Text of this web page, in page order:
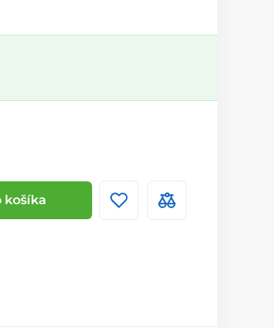
košíka